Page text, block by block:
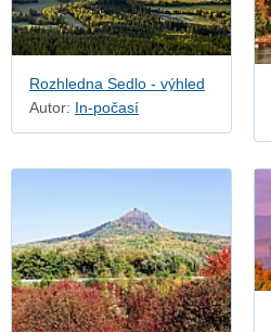
Rozhledna Sedlo - výhled
Autor: In-počasí